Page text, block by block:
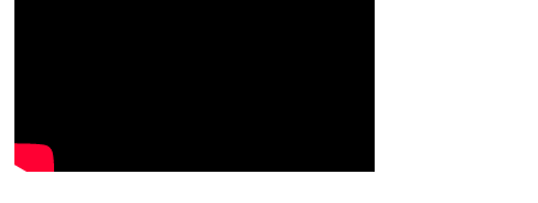
Софтшелл одежда
Куртки